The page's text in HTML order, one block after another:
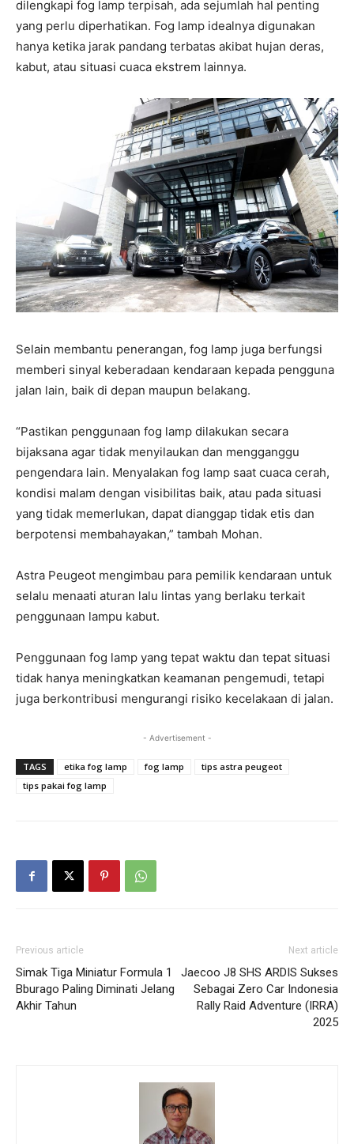
dilengkapi fog lamp terpisah, ada sejumlah hal penting
yang perlu diperhatikan. Fog lamp idealnya digunakan
hanya ketika jarak pandang terbatas akibat hujan deras,
kabut, atau situasi cuaca ekstrem lainnya.
Selain membantu penerangan, fog lamp juga berfungsi
memberi sinyal keberadaan kendaraan kepada pengguna
jalan lain, baik di depan maupun belakang.
“Pastikan penggunaan fog lamp dilakukan secara
bijaksana agar tidak menyilaukan dan mengganggu
pengendara lain. Menyalakan fog lamp saat cuaca cerah,
kondisi malam dengan visibilitas baik, atau pada situasi
yang tidak memerlukan, dapat dianggap tidak etis dan
berpotensi membahayakan,” tambah Mohan.
Astra Peugeot mengimbau para pemilik kendaraan untuk
selalu menaati aturan lalu lintas yang berlaku terkait
penggunaan lampu kabut.
Penggunaan fog lamp yang tepat waktu dan tepat situasi
tidak hanya meningkatkan keamanan pengemudi, tetapi
juga berkontribusi mengurangi risiko kecelakaan di jalan.
- Advertisement -
TAGS etika fog lamp fog lamp
tips astra peugeot
tips pakai fog lamp
Previous article
Simak Tiga Miniatur Formula 1
Bburago Paling Diminati Jelang
Akhir Tahun
Next article
Jaecoo J8 SHS ARDIS Sukses
Sebagai Zero Car Indonesia
Rally Raid Adventure (IRRA)
2025